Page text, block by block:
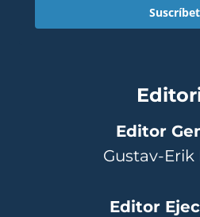
Editor
Gustav-Erik
Editor